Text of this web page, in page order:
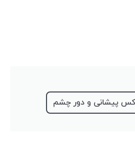
پیشانی و دور چشم